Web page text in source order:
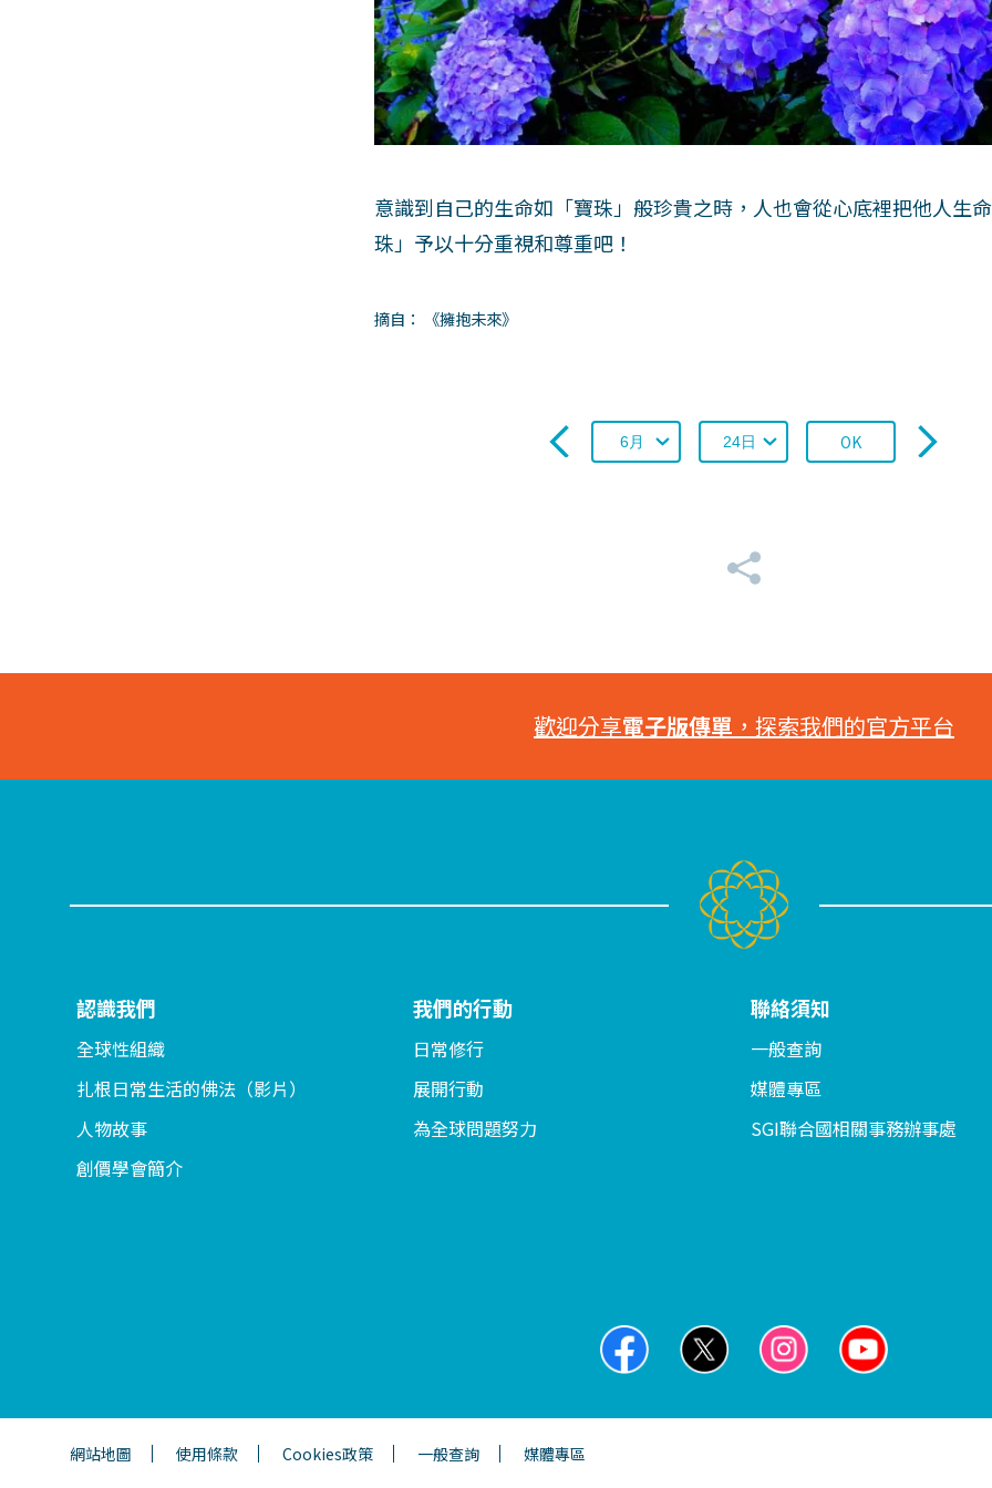
意識到自己的生命如「寶珠」般珍貴之時，人也會從心底裡把他人生
珠」予以十分重視和尊重吧！
摘自： 《擁抱未來》
OK
歡迎分享電子版傳單 ，探索我們的官方平台
認識我們
全球性組織
扎根日常生活的佛法（影片）
人物故事
創價學會簡介
我們的行動
日常修行
展開行動
為全球問題努力
聯絡須知
一般查詢
媒體專區
SGI聯合國相關事務辦事處
網站地圖 使用條款 Cookies政策 一般查詢 媒體專區